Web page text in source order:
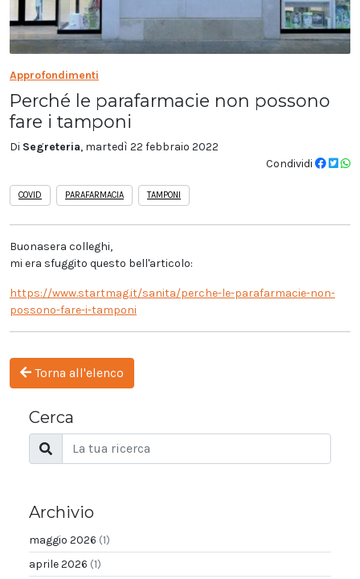
Approfondimenti
Perché le parafarmacie non possono
fare i tamponi
Di Segreteria, martedì 22 febbraio 2022
Condividi
COVID PARAFARMACIA TAMPONI
Buonasera colleghi,
mi era sfuggito questo bell'articolo:
https://www.startmag.it/sanita/perche-le-parafarmacie-non-
possono-fare-i-tamponi
Torna all'elenco
Cerca
Archivio
maggio 2026 (1)
aprile 2026 (1)